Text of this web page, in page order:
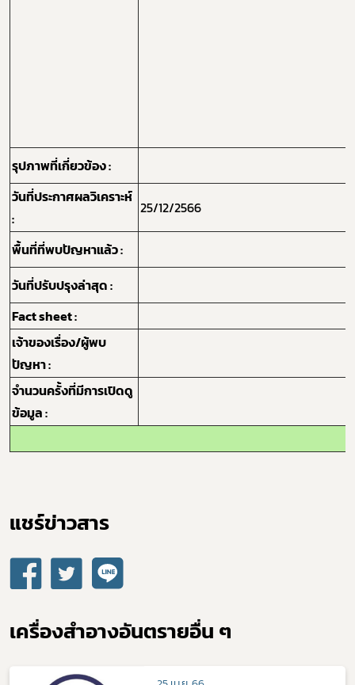
รุปภาพที่เกี่ยวข้อง :
วันที่ประกาศผลวิเคราะห์
:
25/12/2566
พื้นที่ที่พบปัญหาแล้ว :
วันที่ปรับปรุงล่าสุด :
Fact sheet :
เจ้าของเรื่อง/ผู้พบ
ปัญหา :
จำนวนครั้งที่มีการเปิดดู
ข้อมูล :
แชร์ข่าวสาร​
เครื่องสำอางอันตรายอื่น ๆ